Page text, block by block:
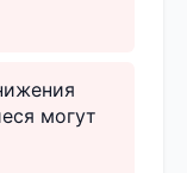
могут